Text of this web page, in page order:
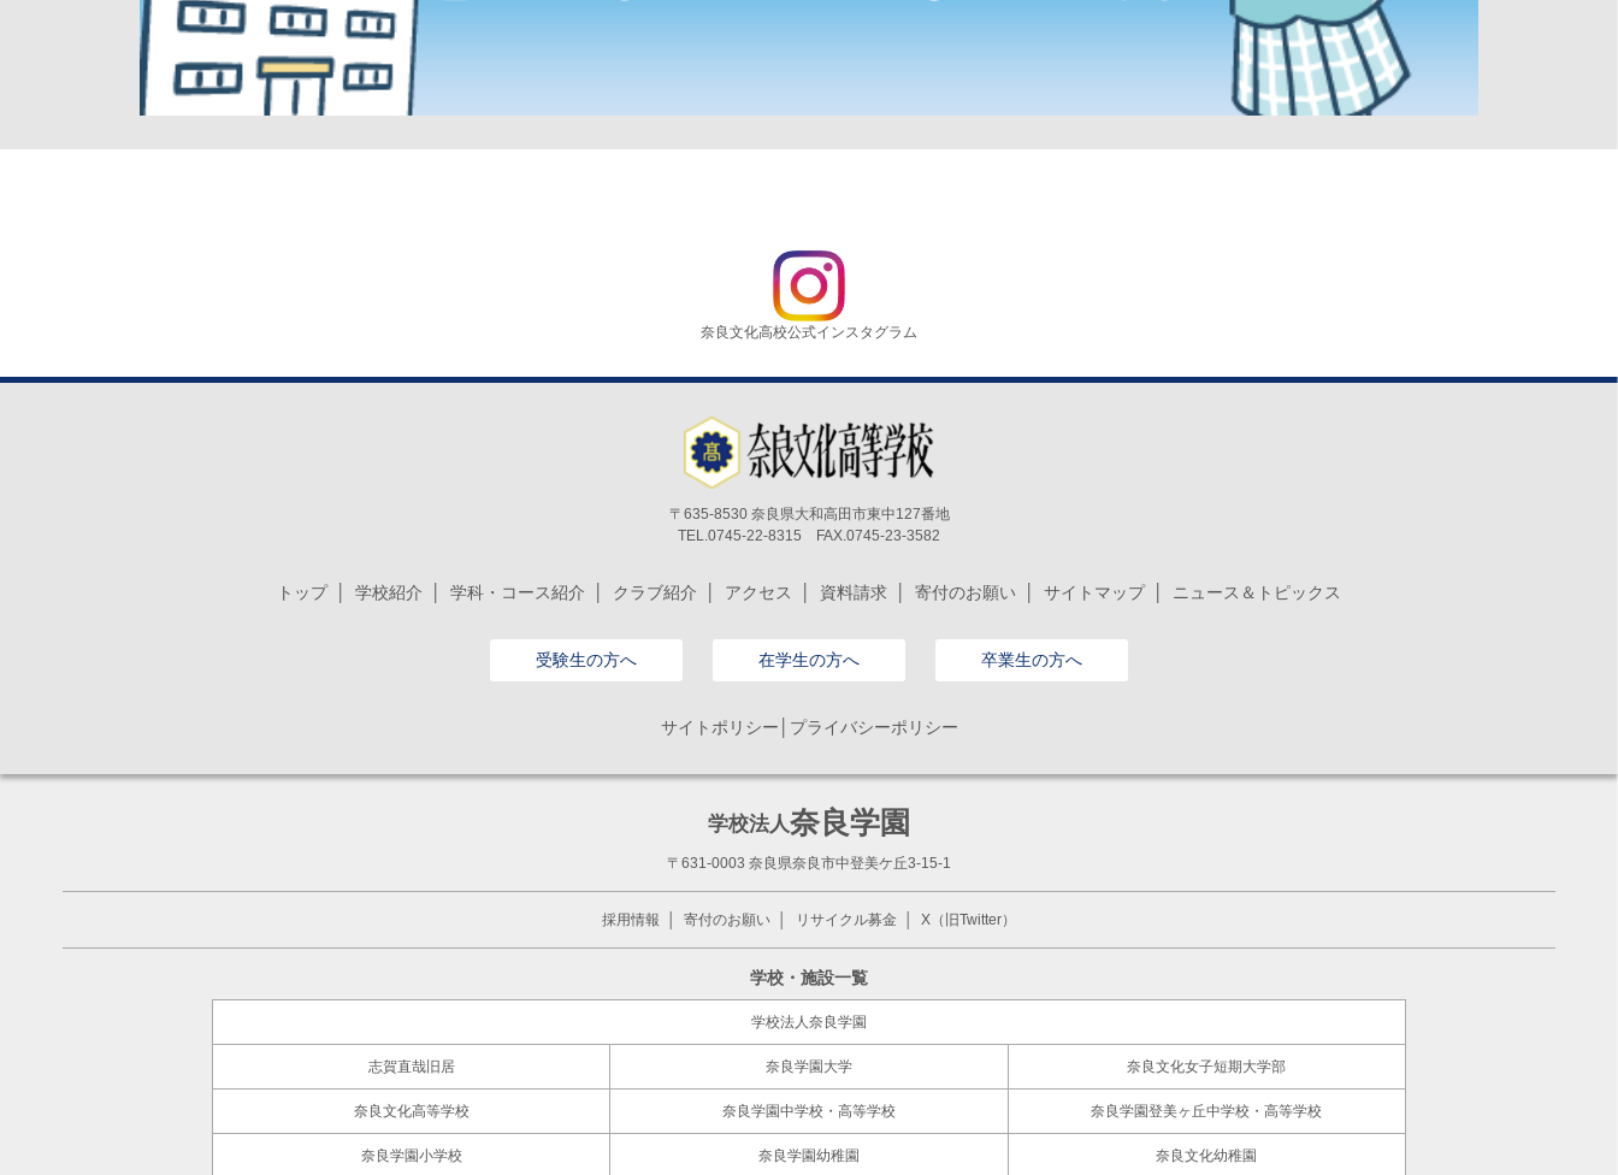
奈良文化高校公式インスタグラム
〒635-8530 奈良県大和高田市東中127番地
TEL.0745-22-8315 FAX.0745-23-3582
トップ 学校紹介 学科・コース紹介 クラブ紹介 アクセス 資料請求 寄付のお願い サイトマップ ニュース＆トピックス
受験生の方へ 在学生の方へ 卒業生の方へ
サイトポリシー│プライバシーポリシー
学校法人奈良学園
〒631-0003 奈良県奈良市中登美ケ丘3-15-1
採用情報 寄付のお願い リサイクル募金 X（旧Twitter）
学校・施設一覧
学校法人奈良学園
志賀直哉旧居 奈良学園大学 奈良文化女子短期大学部
奈良文化高等学校 奈良学園中学校・高等学校 奈良学園登美ヶ丘中学校・高等学校
奈良学園小学校 奈良学園幼稚園 奈良文化幼稚園